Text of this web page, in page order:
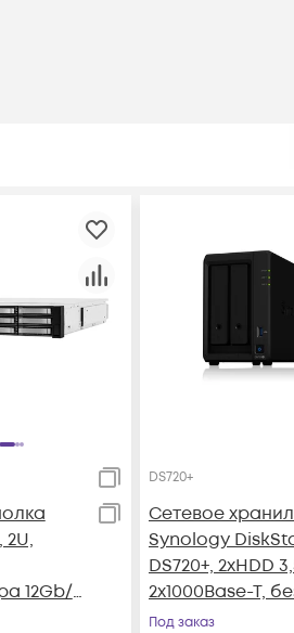
2U,
12Gb/s,
БП
DS720+
Сетевое
Synology
DS720+, 2xHDD
2х1000Base-T,
дисков
Под заказ